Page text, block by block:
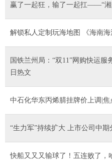
赢了一起狂，输了一起扛——“湘
解锁私人定制玩海地图 《海南
国铁兰州局：“双11”网购快运
日热文
中石化华东丙烯腈挂牌价上调|焦
“生力军”持续扩大 上市公司中期
快船又又又输球了！五连败了，